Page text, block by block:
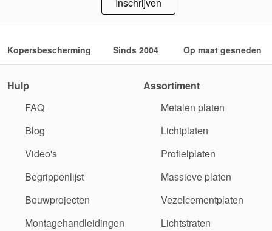
Inschrijven
Kopersbescherming Sinds 2004 Op maat gesneden
Hulp
FAQ
Blog
Video's
Begrippenlijst
Bouwprojecten
Montagehandleidingen
Assortiment
Metalen platen
Lichtplaten
Profielplaten
Massieve platen
Vezelcementplaten
Lichtstraten